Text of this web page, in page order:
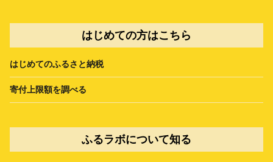
はじめての方はこちら
はじめてのふるさと納税
寄付上限額を調べる
ふるラボについて知る